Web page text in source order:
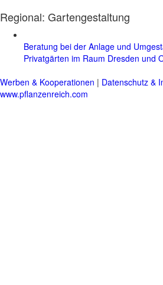
Regional: Gartengestaltung
Beratung bei der Anlage und
Privatgärten im Raum Dresden und
Werben & Kooperationen | Datenschutz &
www.pflanzenreich.com